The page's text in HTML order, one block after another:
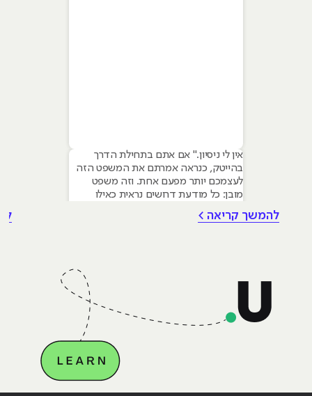
אין לי ניסיון." אם אתם בתחילת הדרך
בהייטק, כנראה אמרתם את המשפט הזה
לעצמכם יותר מפעם אחת. וזה משפט
מובן: כל מודעת דרושים נראית כאילו
כבר נגע במוצר אמיתי, כבר צבר ביטחון.
להמשך קריאה >